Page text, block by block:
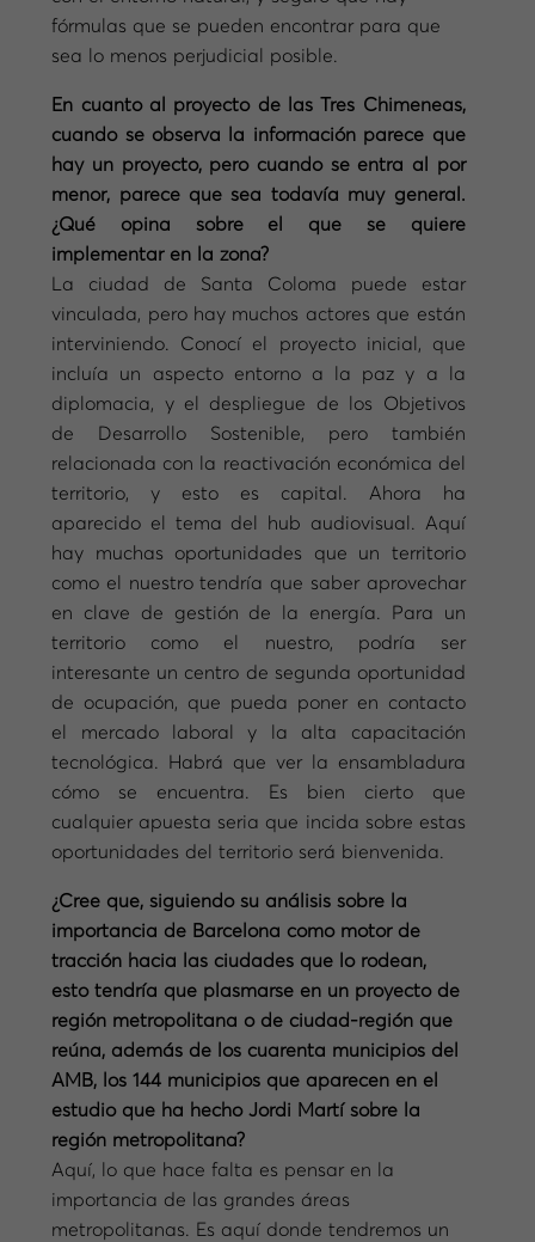
fórmulas que se pueden encontrar para que
sea lo menos perjudicial posible.
En cuanto al proyecto de las Tres Chimeneas,
cuando se observa la información parece que
hay un proyecto, pero cuando se entra al por
menor, parece que sea todavía muy general.
¿Qué opina sobre el que se quiere
implementar en la zona?
La ciudad de Santa Coloma puede estar
vinculada, pero hay muchos actores que están
interviniendo. Conocí el proyecto inicial, que
incluía un aspecto entorno a la paz y a la
diplomacia, y el despliegue de los Objetivos
de Desarrollo Sostenible, pero también
relacionada con la reactivación económica del
territorio, y esto es capital. Ahora ha
aparecido el tema del hub audiovisual. Aquí
hay muchas oportunidades que un territorio
como el nuestro tendría que saber aprovechar
en clave de gestión de la energía. Para un
territorio como el nuestro, podría ser
interesante un centro de segunda oportunidad
de ocupación, que pueda poner en contacto
el mercado laboral y la alta capacitación
tecnológica. Habrá que ver la ensambladura
cómo se encuentra. Es bien cierto que
cualquier apuesta seria que incida sobre estas
oportunidades del territorio será bienvenida.
¿Cree que, siguiendo su análisis sobre la
importancia de Barcelona como motor de
tracción hacia las ciudades que lo rodean,
esto tendría que plasmarse en un proyecto de
región metropolitana o de ciudad-región que
reúna, además de los cuarenta municipios del
AMB, los 144 municipios que aparecen en el
estudio que ha hecho Jordi Martí sobre la
región metropolitana?
Aquí, lo que hace falta es pensar en la
importancia de las grandes áreas
metropolitanas. Es aquí donde tendremos un